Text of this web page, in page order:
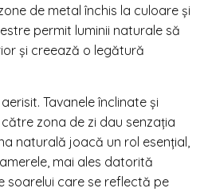
de metal închis la culoare și
permit luminii naturale să
și creează o legătură
Tavanele înclinate și
zona de zi dau senzația
naturală joacă un rol esențial,
mai ales datorită
soarelui care se reflectă pe